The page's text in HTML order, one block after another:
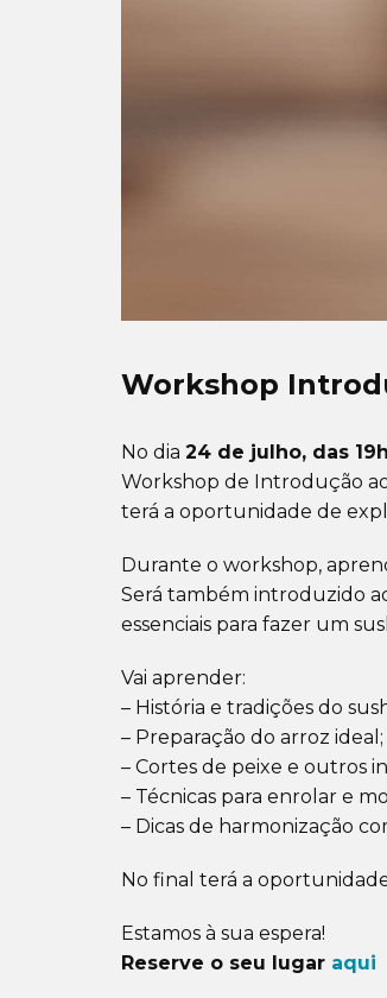
Workshop
No dia 24 de julho, das
Workshop de Introdução
terá a oportunidade de
Durante o workshop,
Será também introduzido
essenciais para fazer um
Vai aprender:
– História e tradições do
– Preparação do arroz ideal;
– Cortes de peixe e outros
– Técnicas para enrolar e
– Dicas de harmonização
No final terá a
Estamos à sua espera!
Reserve o seu lugar aqui